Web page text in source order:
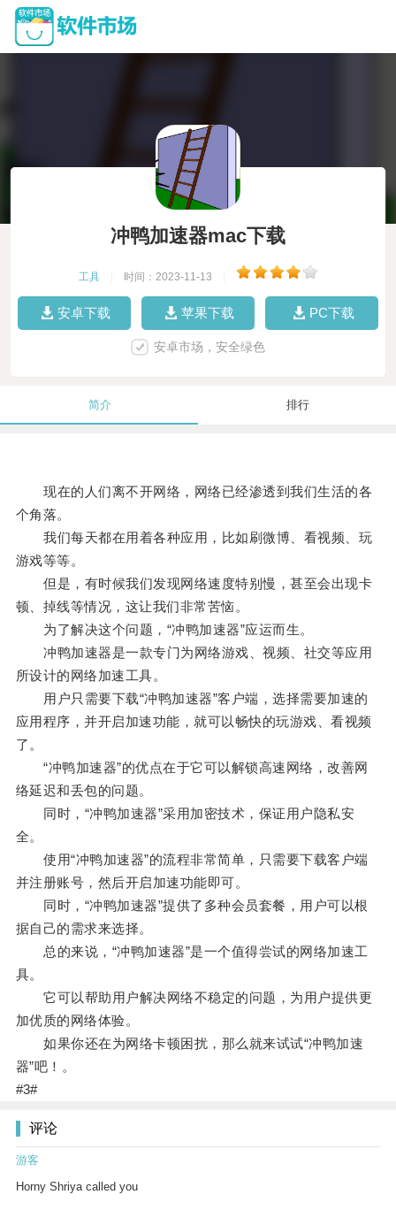
冲鸭加速器mac下载
工具 时间：2023-11-13
安卓下载 苹果下载 PC下载
安卓市场，安全绿色
简介 排行
现在的人们离不开网络，网络已经渗透到我们生活的各
个角落。
我们每天都在用着各种应用，比如刷微博、看视频、玩
游戏等等。
但是，有时候我们发现网络速度特别慢，甚至会出现卡
顿、掉线等情况，这让我们非常苦恼。
为了解决这个问题，“冲鸭加速器”应运而生。
冲鸭加速器是一款专门为网络游戏、视频、社交等应用
所设计的网络加速工具。
用户只需要下载“冲鸭加速器”客户端，选择需要加速的
应用程序，并开启加速功能，就可以畅快的玩游戏、看视频
了。
“冲鸭加速器”的优点在于它可以解锁高速网络，改善网
络延迟和丢包的问题。
同时，“冲鸭加速器”采用加密技术，保证用户隐私安
全。
使用“冲鸭加速器”的流程非常简单，只需要下载客户端
并注册账号，然后开启加速功能即可。
同时，“冲鸭加速器”提供了多种会员套餐，用户可以根
据自己的需求来选择。
总的来说，“冲鸭加速器”是一个值得尝试的网络加速工
具。
它可以帮助用户解决网络不稳定的问题，为用户提供更
加优质的网络体验。
如果你还在为网络卡顿困扰，那么就来试试“冲鸭加速
器”吧！。
#3#
评论
游客
Horny Shriya called you